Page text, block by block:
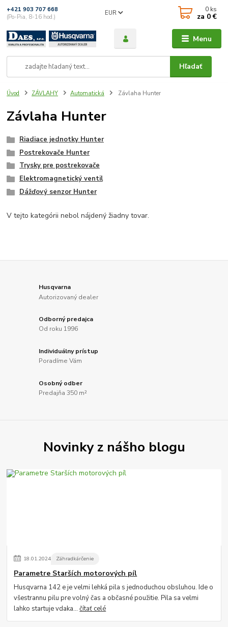
Menu
EUR
Hľadať
+421 903 707 668
(Po-Pia, 8-16 hod.)
0 ks
za 0 €
Úvod ZÁVLAHY Automatická Závlaha Hunter
Závlaha Hunter
Riadiace jednotky Hunter
Postrekovače Hunter
Trysky pre postrekovače
Elektromagnetický ventil
Dážďový senzor Hunter
V tejto kategórii nebol nájdený žiadny tovar.
Husqvarna
Autorizovaný dealer
Odborný predajca
Od roku 1996
Individuálny prístup
Poradíme Vám
Osobný odber
Predajňa 350 m²
Novinky z nášho blogu
18.01.2024 Záhradkárčenie
Parametre Starších motorových píl
Husqvarna 142 e je velmi lehká pila s jednoduchou obsluhou. Ide o
všestrannu pilu pre volný čas a občasné použitie. Pila sa velmi
lahko startuje vdaka...čítať celé